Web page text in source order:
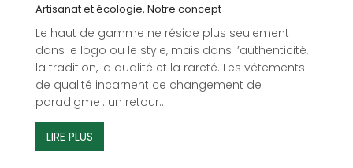
Artisanat et écologie, Notre concept
Le haut de gamme ne réside plus seulement
dans le logo ou le style, mais dans l’authenticité,
la tradition, la qualité et la rareté. Les vêtements
de qualité incarnent ce changement de
paradigme : un retour...
LIRE PLUS